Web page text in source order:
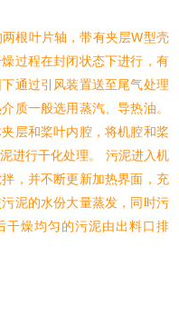
根叶片轴，带有夹层W型壳
过程在封闭状态下进行，有
通过引风装置送至尾气处理
质一般选用蒸汽、导热油。
层和桨叶内腔，将机腔和桨
进行干化处理。 污泥进入机
，并不断更新加热界面，充
泥的水份大量蒸发，同时污
干燥均匀的污泥由出料口排